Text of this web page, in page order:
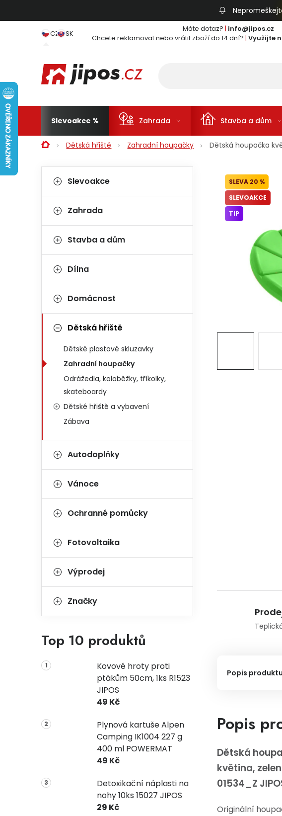
CZ SK Máte dotaz? | info@jipos.cz
Chcete reklamovat nebo vrátit zboží do 14 dní? | Využijte
Slevoakce Zahrada Stavba a dům
DomůDětská hřiště Zahradní houpačky Dětská houpačka
Postranní panel
Kategorie
Slevoakce
Zahrada
Stavba a dům
Dílna
Domácnost
Dětská hřiště
Dětské plastové skluzavky
Zahradní houpačky
Odrážedla, koloběžky, tříkolky,
skateboardy
Dětské hřiště a vybavení
Zábava
Autodoplňky
Vánoce
Ochranné pomůcky
Fotovoltaika
Výprodej
Značky
Top 10 produktů
Kovové hroty proti
ptákům 50cm, 1ks R1523
JIPOS
49 Kč
Plynová kartuše Alpen
Camping IK1004 227 g
400 ml POWERMAT
49 Kč
Detoxikační náplasti na
nohy 10ks 15027 JIPOS
29 Kč
20 %
SLEVOAKCE
TIP
Popis produktu
Popis
Dětská
květina,
01534_Z
Originální